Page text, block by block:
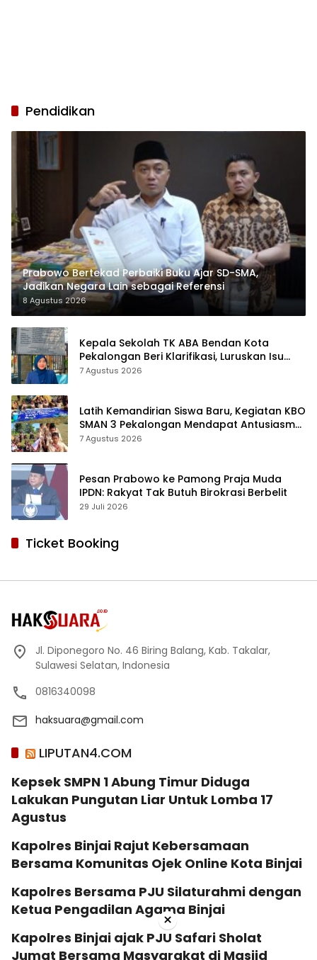
Pendidikan
Prabowo Bertekad Perbaiki Buku Ajar SD-SMA,
Jadikan Negara Lain sebagai Referensi
8 Agustus 2026
Kepala Sekolah TK ABA Bendan Kota
Pekalongan Beri Klarifikasi, Luruskan Isu
Proyek Revitalisasi
7 Agustus 2026
Latih Kemandirian Siswa Baru, Kegiatan KBO
SMAN 3 Pekalongan Mendapat Antusiasme
dan Respon Positif Orang Tua Murid
7 Agustus 2026
Pesan Prabowo ke Pamong Praja Muda
IPDN: Rakyat Tak Butuh Birokrasi Berbelit
29 Juli 2026
Ticket Booking
Jl. Diponegoro No. 46 Biring Balang, Kab. Takalar,
Sulawesi Selatan, Indonesia
0816340098
haksuara@gmail.com
LIPUTAN4.COM
Kepsek SMPN 1 Abung Timur Diduga
Lakukan Pungutan Liar Untuk Lomba 17
Agustus
Kapolres Binjai Rajut Kebersamaan
Bersama Komunitas Ojek Online Kota Binjai
Kapolres Bersama PJU Silaturahmi dengan
Ketua Pengadilan Agama Binjai
Kapolres Binjai ajak PJU Safari Sholat
Jumat Bersama Masyarakat di Masjid
×